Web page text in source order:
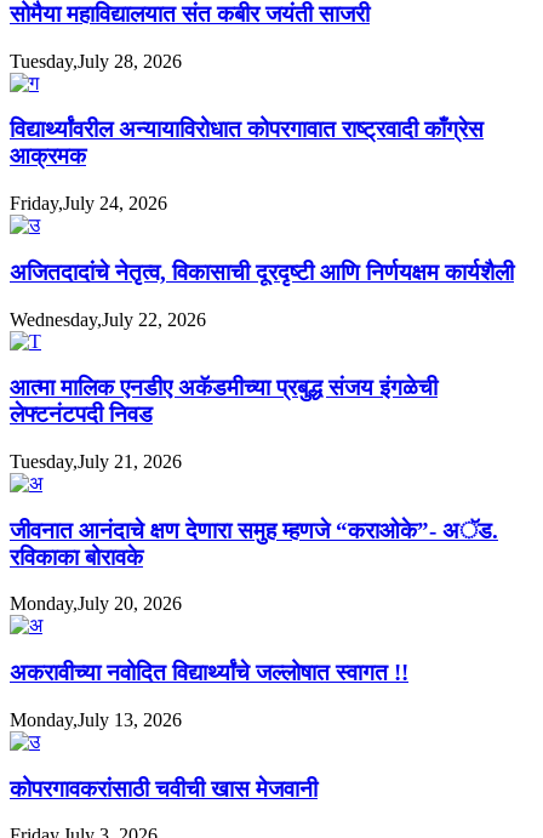
सोमैया महाविद्यालयात संत कबीर जयंती साजरी
Tuesday,July 28, 2026
विद्यार्थ्यांवरील अन्यायाविरोधात कोपरगावात राष्ट्रवादी काँग्रेस
आक्रमक
Friday,July 24, 2026
अजितदादांचे नेतृत्व, विकासाची दूरदृष्टी आणि निर्णयक्षम कार्यशैली
Wednesday,July 22, 2026
आत्मा मालिक एनडीए अकॅडमीच्या प्रबुद्ध संजय इंगळेची
लेफ्टनंटपदी निवड
Tuesday,July 21, 2026
जीवनात आनंदाचे क्षण देणारा समुह म्हणजे “कराओके”- अॅड.
रविकाका बोरावके
Monday,July 20, 2026
अकरावीच्या नवोदित विद्यार्थ्यांचे जल्लोषात स्वागत !!
Monday,July 13, 2026
कोपरगावकरांसाठी चवीची खास मेजवानी